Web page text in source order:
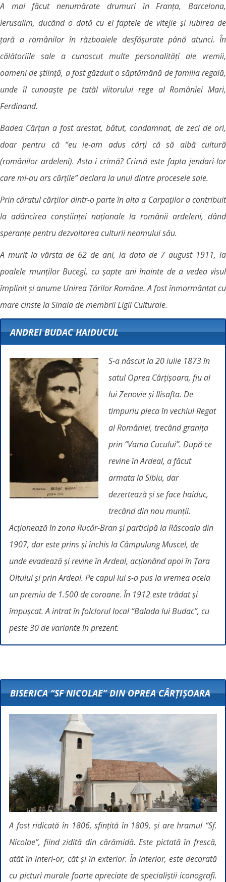
A mai făcut nenumărate drumuri în Franța, Barcelona,
Ierusalim, ducând o dată cu el faptele de vitejie și iubirea de
țară a românilor în războaiele desfășurate până atunci. În
călătoriile sale a cunoscut multe personalități ale vremii,
oameni de știință, a fost găzduit o săptămână de familia regală,
unde îl cunoaște pe tatăl viitorului rege al României Mari,
Ferdinand.
Badea Cârțan a fost arestat, bătut, condamnat, de zeci de ori,
doar pentru că “eu le-am adus cărți că să aibă cultură
(românilor ardeleni). Asta-i crimă? Crimă este fapta jendari-lor
care mi-au ars cărțile” declara la unul dintre procesele sale.
Prin căratul cărților dintr-o parte în alta a Carpaților a contribuit
la adâncirea conștiinței naționale la românii ardeleni, dând
speranțe pentru dezvoltarea culturii neamului său.
A murit la vârsta de 62 de ani, la data de 7 august 1911, la
poalele munților Bucegi, cu șapte ani înainte de a vedea visul
împlinit și anume Unirea Țărilor Române. A fost înmormântat cu
mare cinste la Sinaia de membrii Ligii Culturale.
ANDREI BUDAC HAIDUCUL
S-a născut la 20 iulie 1873 în
satul Oprea Cârțișoara, fiu al
lui Zenovie și Ilisafta. De
timpuriu pleca în vechiul Regat
al României, trecând granița
prin “Vama Cucului”. După ce
revine în Ardeal, a făcut
armata la Sibiu, dar
dezertează și se face haiduc,
trecând din nou munții.
Acționează în zona Rucăr-Bran și participă la Răscoala din
1907, dar este prins și închis la Câmpulung Muscel, de
unde evadează și revine în Ardeal, acționând apoi în Țara
Oltului și prin Ardeal. Pe capul lui s-a pus la vremea aceia
un premiu de 1.500 de coroane. În 1912 este trădat și
împușcat. A intrat în folclorul local “Balada lui Budac”, cu
peste 30 de variante în prezent.
BISERICA “SF NICOLAE” DIN OPREA CÂRȚIȘOARA
A fost ridicată în 1806, sfințită în 1809, și are hramul “Sf.
Nicolae”, fiind zidită din cărămidă. Este pictată în frescă,
atât în interi-or, cât și în exterior. În interior, este decorată
cu picturi murale foarte apreciate de specialiștii iconografi.